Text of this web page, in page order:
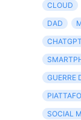
CLOUD
DAD
CHATGPT
GUERRE
SOCIAL